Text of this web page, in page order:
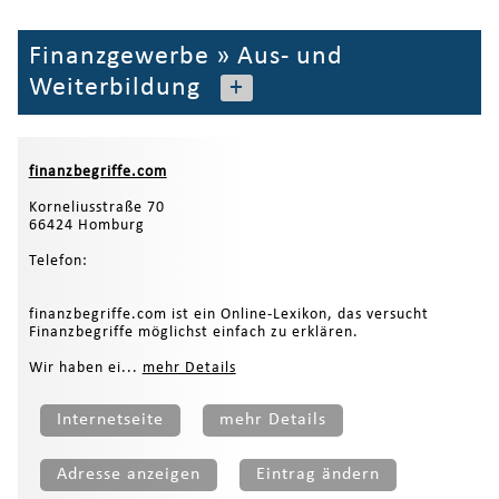
Finanzgewerbe » Aus- und
Weiterbildung
+
finanzbegriffe.com
Korneliusstraße 70
66424 Homburg
Telefon:
finanzbegriffe.com ist ein Online-Lexikon, das versucht
Finanzbegriffe möglichst einfach zu erklären.
Wir haben ei... mehr Details
Internetseite mehr Details
Adresse anzeigen Eintrag ändern